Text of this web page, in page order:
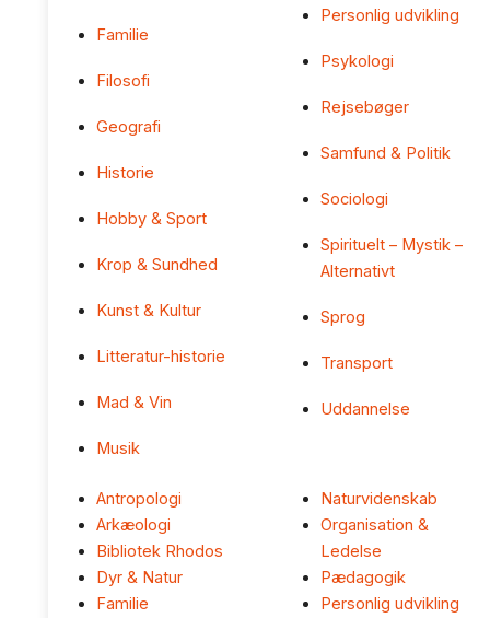
Familie
Filosofi
Geografi
Historie
Hobby & Sport
Krop & Sundhed
Kunst & Kultur
Litteratur-historie
Mad & Vin
Musik
Personlig udvikling
Psykologi
Rejsebøger
Samfund & Politik
Sociologi
Spirituelt – Mystik –
Alternativt
Sprog
Transport
Uddannelse
Antropologi
Arkæologi
Bibliotek Rhodos
Dyr & Natur
Familie
Naturvidenskab
Organisation &
Ledelse
Pædagogik
Personlig udvikling